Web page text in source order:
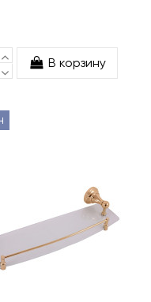
В корзину